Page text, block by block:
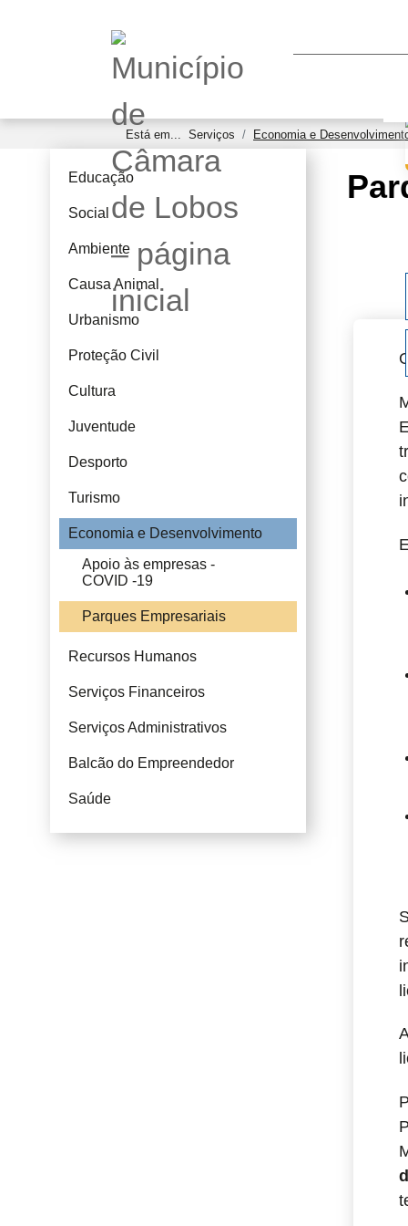
Está em... Serviços Economia e
Educação
Social
Ambiente
Causa Animal
Urbanismo
Proteção Civil
Cultura
Juventude
Desporto
Turismo
Economia e Desenvolvimento
Apoio às empresas -
COVID -19
Parques Empresariais
Recursos Humanos
Serviços Financeiros
Serviços Administrativos
Balcão do Empreendedor
Saúde